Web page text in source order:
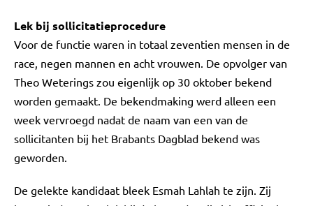
Lek bij sollicitatieprocedure
Voor de functie waren in totaal zeventien mensen in de
race, negen mannen en acht vrouwen. De opvolger van
Theo Weterings zou eigenlijk op 30 oktober bekend
worden gemaakt. De bekendmaking werd alleen een
week vervroegd nadat de naam van een van de
sollicitanten bij het Brabants Dagblad bekend was
geworden.
De gelekte kandidaat bleek Esmah Lahlah te zijn. Zij